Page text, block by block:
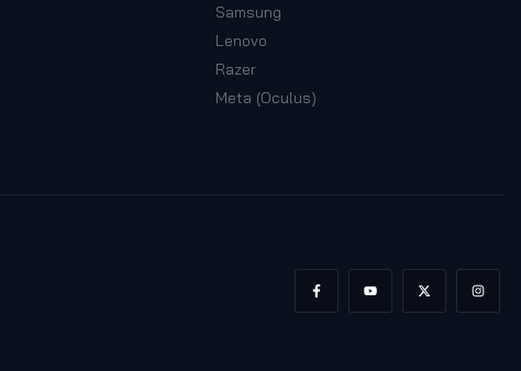
Samsung
Lenovo
Razer
Meta (Oculus)